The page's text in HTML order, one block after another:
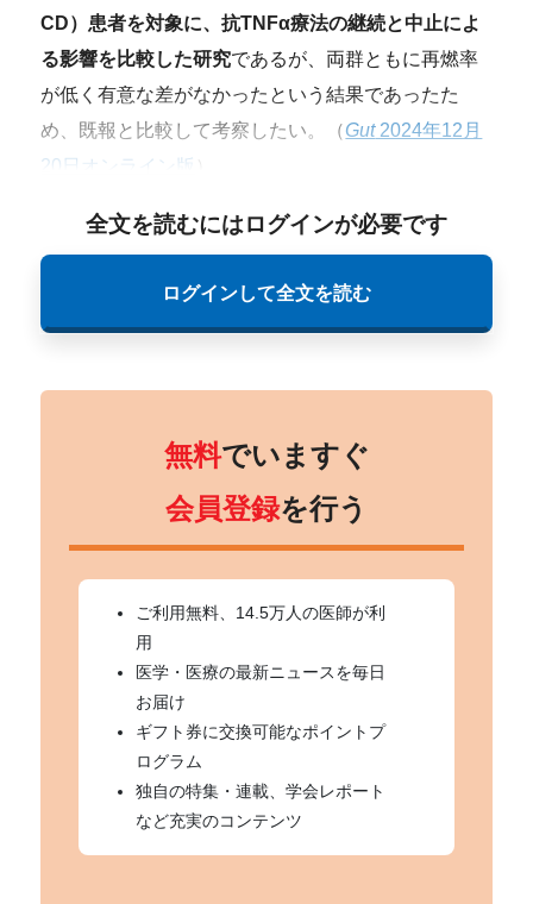
CD）患者を対象に、抗TNFα療法の継続と中止によ
る影響を比較した研究であるが、両群ともに再燃率
が低く有意な差がなかったという結果であったた
め、既報と比較して考察したい。（Gut2024年12月
20日オンライン版
全文を読むにはログインが必要です
ログインして全文を読む
無料でいますぐ
会員登録を行う
ご利用無料、14.5万人の医師が利
用
医学・医療の最新ニュースを毎日
お届け
ギフト券に交換可能なポイントプ
ログラム
独自の特集・連載、学会レポート
など充実のコンテンツ